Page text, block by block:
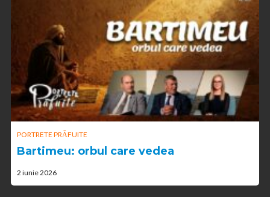
PORTRETE PRĂFUITE
Bartimeu: orbul care vedea
2 iunie 2026